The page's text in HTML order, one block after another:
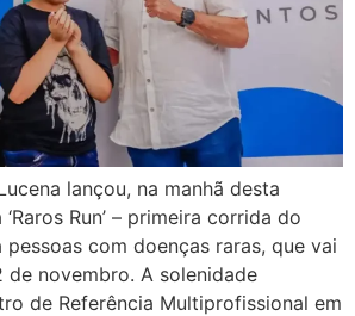
lançou, na manhã desta
Run’ – primeira corrida do
com doenças raras, que vai
novembro. A solenidade
de Referência Multiprofissional em